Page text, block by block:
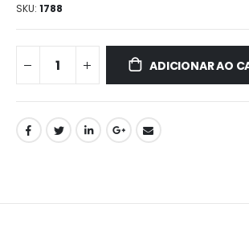
SKU 1788
ADICIONAR AO